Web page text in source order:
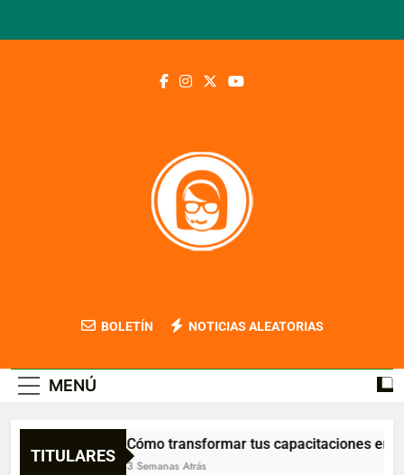
Blog Contable
BOLETÍN NOTICIAS ALEATORIAS
MENÚ
TITULARES
Cómo transformar tus capacitaciones en
3 Semanas Atrás